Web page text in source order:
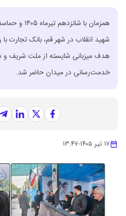
همزمان با
شهید انقلاب در شهر قم، بانک تجارت
هدف میزبانی شایسته از ملت شریف و
خدمت‌رسانی در میدان حاضر شد.
۱۷ تیر ۱۴۰۵ -۱۳:۴۷